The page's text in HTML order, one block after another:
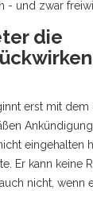
- und zwar
die
erst mit dem
eingehalten
Er kann keine
nicht, wenn